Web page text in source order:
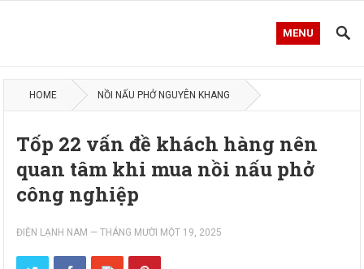
MENU
HOME NỒI NẤU PHỞ NGUYÊN KHANG
Tốp 22 vấn đề khách hàng nên
quan tâm khi mua nồi nấu phở
công nghiệp
ĐIỆN LẠNH NAM —THÁNG MƯỜI MỘT 19, 2025